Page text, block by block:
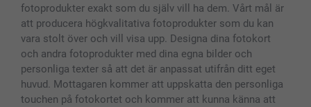
fotoprodukter exakt som du själv vill ha dem. Vårt mål är
att producera högkvalitativa fotoprodukter som du kan
vara stolt över och vill visa upp. Designa dina fotokort
och andra fotoprodukter med dina egna bilder och
personliga texter så att det är anpassat utifrån ditt eget
huvud. Mottagaren kommer att uppskatta den personliga
touchen på fotokortet och kommer att kunna känna att